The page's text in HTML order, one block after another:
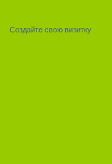
Создайте свою визитку